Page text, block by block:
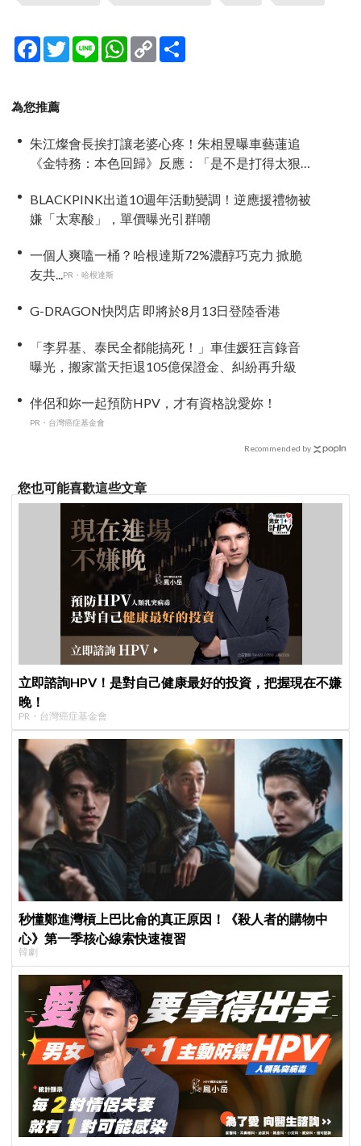
Facebook
TwitterLine WhatsApp
Copy
Link
為您推薦
朱江燦會長挨打讓老婆心疼！朱相昱曝車藝蓮追
《金特務：本色回歸》反應：「是不是打得太狠
BLACKPINK出道10週年活動變調！逆應援禮物被
嫌「太寒酸」，單價曝光引群嘲
一個人爽嗑一桶？哈根達斯72%濃醇巧克力 掀脆
友共...
PR・哈根達斯
G-DRAGON快閃店 即將於8月13日登陸香港
「李昇基、泰民全都能搞死！」車佳媛狂言錄音
曝光，搬家當天拒退105億保證金、糾紛再升級
伴侶和妳一起預防HPV，才有資格說愛妳！
PR・台灣癌症基金會
Recommended by
您也可能喜歡這些文章
立即諮詢HPV！是對自己健康最好的投資，把握現在不嫌
晚！
PR・台灣癌症基金會
秒懂鄭進灣槓上巴比侖的真正原因！《殺人者的購物中
心》第一季核心線索快速複習
韓劇